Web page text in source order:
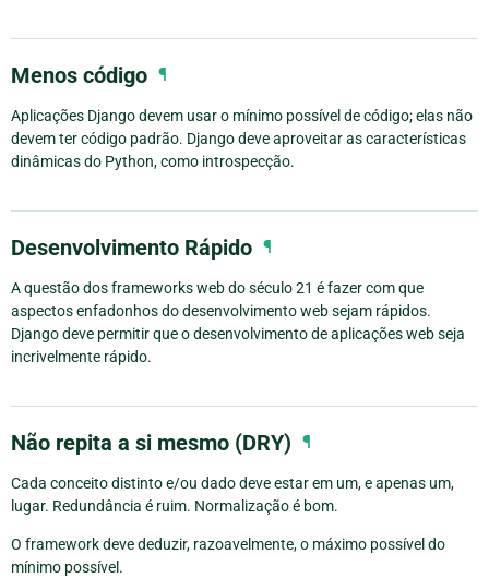
Menos código ¶
Aplicações Django devem usar o mínimo possível de código; elas não
devem ter código padrão. Django deve aproveitar as características
dinâmicas do Python, como introspecção.
Desenvolvimento Rápido ¶
A questão dos frameworks web do século 21 é fazer com que
aspectos enfadonhos do desenvolvimento web sejam rápidos.
Django deve permitir que o desenvolvimento de aplicações web seja
incrivelmente rápido.
Não repita a si mesmo (DRY) ¶
Cada conceito distinto e/ou dado deve estar em um, e apenas um,
lugar. Redundância é ruim. Normalização é bom.
O framework deve deduzir, razoavelmente, o máximo possível do
mínimo possível.